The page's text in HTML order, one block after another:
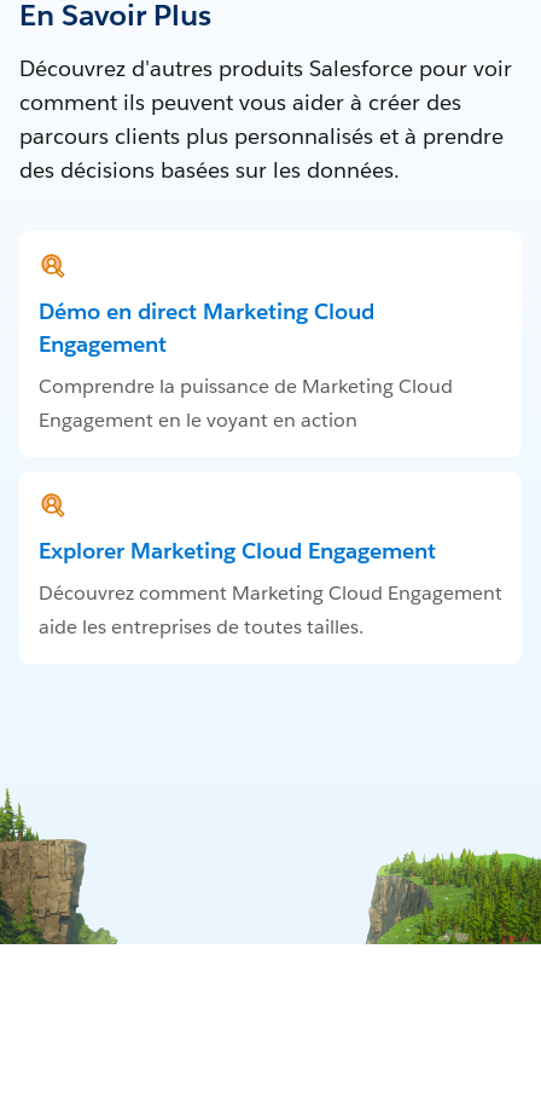
En Savoir Plus
Découvrez d'autres produits Salesforce pour voir
comment ils peuvent vous aider à créer des
parcours clients plus personnalisés et à prendre
des décisions basées sur les données.
Démo en direct Marketing Cloud
Engagement
Comprendre la puissance de Marketing Cloud
Engagement en le voyant en action
Explorer Marketing Cloud Engagement
Découvrez comment Marketing Cloud Engagement
aide les entreprises de toutes tailles.